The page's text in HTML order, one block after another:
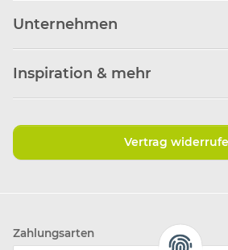
Unternehmen
Inspiration & mehr
Vertrag
Zahlungsarten